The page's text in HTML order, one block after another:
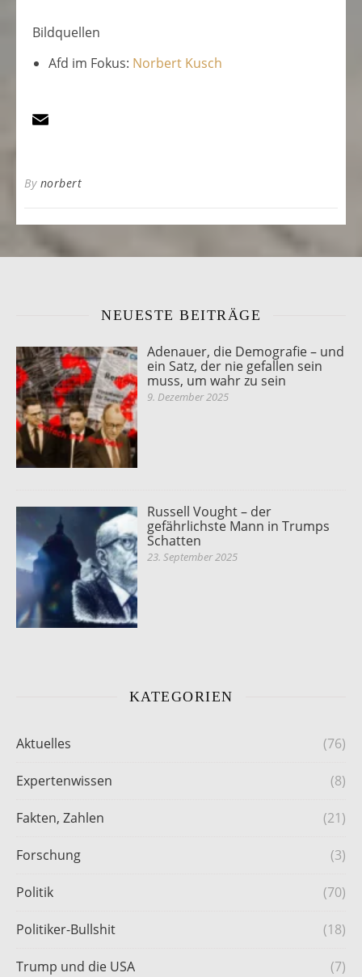
Bildquellen
Afd im Fokus: Norbert Kusch
By norbert
NEUESTE BEITRÄGE
Adenauer, die Demografie – und
ein Satz, der nie gefallen sein
muss, um wahr zu sein
9. Dezember 2025
Russell Vought – der
gefährlichste Mann in Trumps
Schatten
23. September 2025
KATEGORIEN
Aktuelles (76)
Expertenwissen (8)
Fakten, Zahlen (21)
Forschung (3)
Politik (70)
Politiker-Bullshit (18)
Trump und die USA (7)